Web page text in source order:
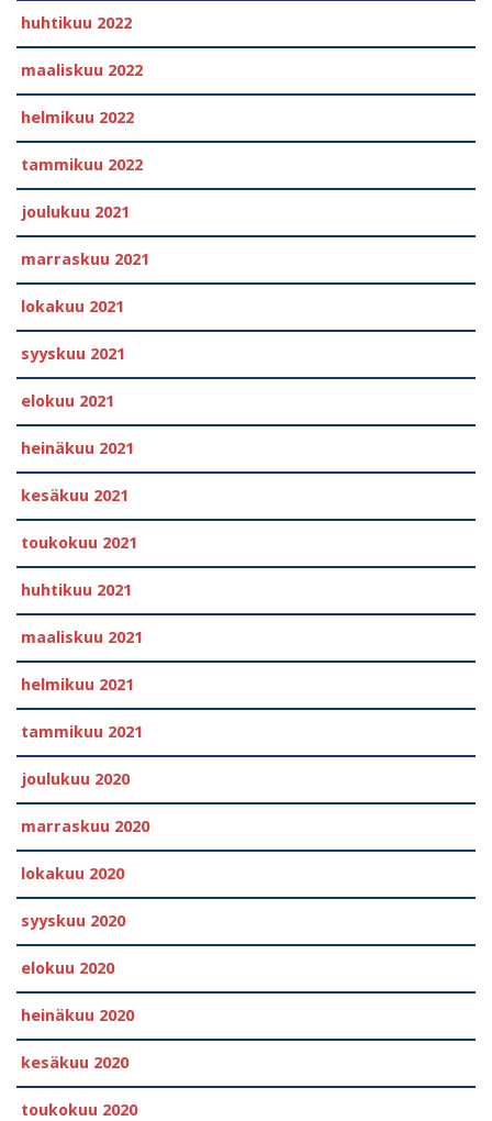
huhtikuu 2022
maaliskuu 2022
helmikuu 2022
tammikuu 2022
joulukuu 2021
marraskuu 2021
lokakuu 2021
syyskuu 2021
elokuu 2021
heinäkuu 2021
kesäkuu 2021
toukokuu 2021
huhtikuu 2021
maaliskuu 2021
helmikuu 2021
tammikuu 2021
joulukuu 2020
marraskuu 2020
lokakuu 2020
syyskuu 2020
elokuu 2020
heinäkuu 2020
kesäkuu 2020
toukokuu 2020